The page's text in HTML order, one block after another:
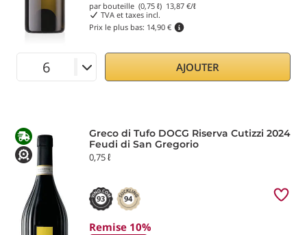
par bouteille (0,75 ℓ) 13,87 €/ℓ
TVA et taxes incl.
Prix le plus bas: 14,90 €
AJOUTER
Greco di Tufo DOCG Riserva Cutizzi 2024
Feudi di San Gregorio
0,75 ℓ
93 94
Remise 10%